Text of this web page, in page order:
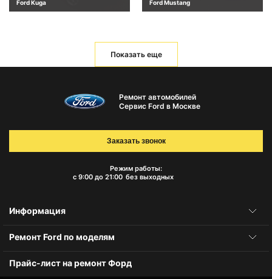
Ford Kuga
Ford Mustang
Показать еще
Ремонт автомобилей
Сервис Ford в Москве
Режим работы:
с 9:00 до 21:00 без выходных
Заказать звонок
Информация
Ремонт Ford по моделям
Прайс-лист на ремонт Форд